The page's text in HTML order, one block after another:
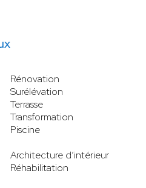
Rénovation
Surélévation
Terrasse
Transformation
Piscine
Architecture d’intérieur
Réhabilitation